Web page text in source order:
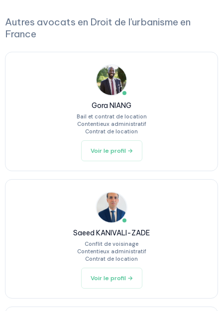
Autres avocats en Droit de l'urbanisme en
France
Gora NIANG
Bail et contrat de location
Contentieux administratif
Contrat de location
Voir le profil →
Saeed KANIVALI-ZADE
Conflit de voisinage
Contentieux administratif
Contrat de location
Voir le profil →